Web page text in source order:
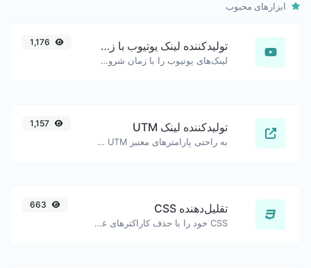
ابزارهای محبوب
تولیدکننده لینک یوتیوب با زمان‌بندی دقیق
لینک‌های یوتیوب را با زمان شروع دقیق تولید کنید، مفید برای کاربران موبایل.
تولیدکننده لینک UTM
به راحتی پارامترهای معتبر UTM را اضافه کرده و یک لینک قابل پیگیری UTM تولید کنید.
تقلیل‌دهنده CSS
CSS خود را با حذف کاراکترهای غیر ضروری کوچک کنید.